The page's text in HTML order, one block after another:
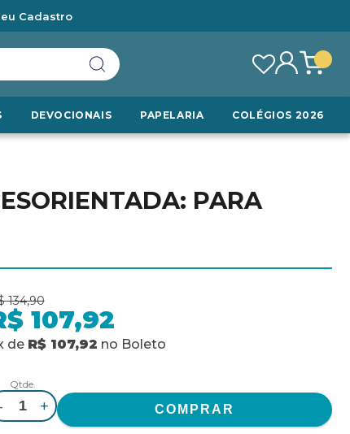
Cadastro
DEVOCIONAIS PAPELARIA COLÉGIOS 2026
PARA
134,90
107,92
de R$ 107,92 no Boleto
Qtde.
+